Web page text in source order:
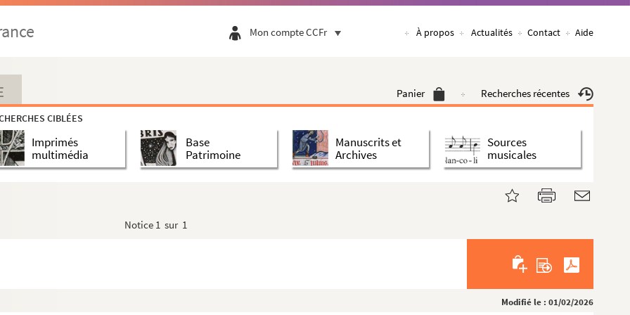
Mon compte CCFr À propos Actualités Contact Aide
Panier Recherches récentes
CIBLÉES
Imprimés
multimédia
Base
Patrimoine
Manuscrits et
Archives
Sources
musicales
Notice 1 sur 1
Modifié le : 01/02/2026
de Dante
Brie